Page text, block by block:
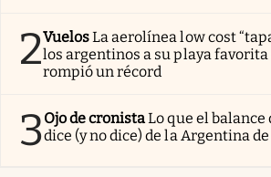
2VuelosLa aerolínea low cost
los argentinos a su playa favorita
rompió un récord
3Ojo de cronistaLo que el balance
dice (y no dice) de la Argentina